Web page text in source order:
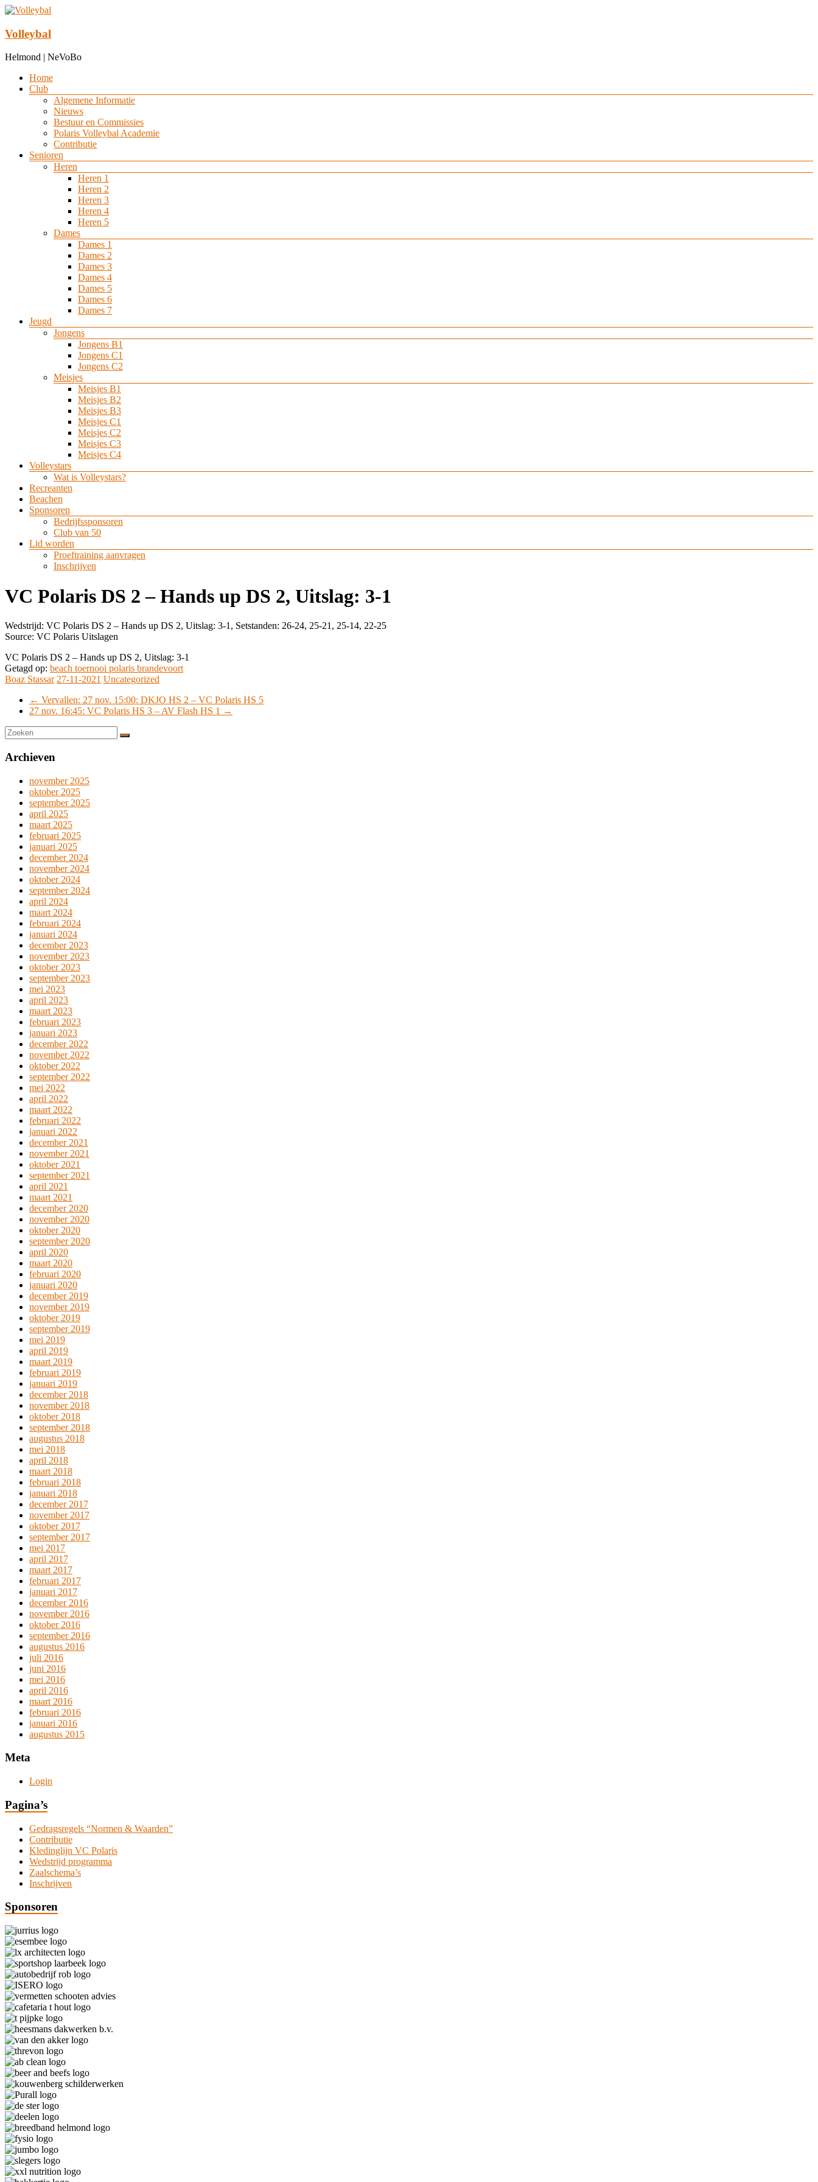
Ga
de
inhoud
Volleybal
Helmond | NeVoBo
Menu
Home
Club
Algemene Informatie
Nieuws
Bestuur en Commissies
Polaris Volleybal Academie
Contributie
Senioren
Heren
Heren 1
Heren 2
Heren 3
Heren 4
Heren 5
Dames
Dames 1
Dames 2
Dames 3
Dames 4
Dames 5
Dames 6
Dames 7
Jeugd
Jongens
Jongens B1
Jongens C1
Jongens C2
Meisjes
Meisjes B1
Meisjes B2
Meisjes B3
Meisjes C1
Meisjes C2
Meisjes C3
Meisjes C4
Volleystars
Wat is Volleystars?
Recreanten
Beachen
Sponsoren
Bedrijfssponsoren
Club van 50
Lid worden
Proeftraining aanvragen
Inschrijven
VC Polaris DS 2 – Hands up DS 2, Uitslag: 3-1
Wedstrijd: VC Polaris DS 2 – Hands up DS 2, Uitslag: 3-1, Setstanden: 26-24, 25-21, 25-14, 22-25
Source: VC Polaris Uitslagen
VC Polaris DS 2 – Hands up DS 2, Uitslag: 3-1
Getagd op: beach toernooi polaris brandevoort
Boaz Stassar 27-11-2021 Uncategorized
← Vervallen: 27 nov. 15:00: DKJO HS 2 – VC Polaris HS 5
27 nov. 16:45: VC Polaris HS 3 – AV Flash HS 1 →
Archieven
november 2025
oktober 2025
september 2025
april 2025
maart 2025
februari 2025
januari 2025
december 2024
november 2024
oktober 2024
september 2024
april 2024
maart 2024
februari 2024
januari 2024
december 2023
november 2023
oktober 2023
september 2023
mei 2023
april 2023
maart 2023
februari 2023
januari 2023
december 2022
november 2022
oktober 2022
september 2022
mei 2022
april 2022
maart 2022
februari 2022
januari 2022
december 2021
november 2021
oktober 2021
september 2021
april 2021
maart 2021
december 2020
november 2020
oktober 2020
september 2020
april 2020
maart 2020
februari 2020
januari 2020
december 2019
november 2019
oktober 2019
september 2019
mei 2019
april 2019
maart 2019
februari 2019
januari 2019
december 2018
november 2018
oktober 2018
september 2018
augustus 2018
mei 2018
april 2018
maart 2018
februari 2018
januari 2018
december 2017
november 2017
oktober 2017
september 2017
mei 2017
april 2017
maart 2017
februari 2017
januari 2017
december 2016
november 2016
oktober 2016
september 2016
augustus 2016
juli 2016
juni 2016
mei 2016
april 2016
maart 2016
februari 2016
januari 2016
augustus 2015
Meta
Login
Pagina’s
Gedragsregels “Normen & Waarden”
Contributie
Kledinglijn VC Polaris
Wedstrijd programma
Zaalschema’s
Inschrijven
Sponsoren